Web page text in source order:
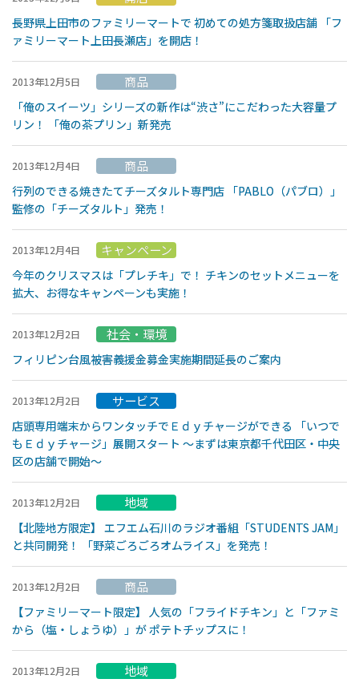
長野県上田市のファミリーマートで 初めての処方箋取扱店舗 「フ
ァミリーマート上田長瀬店」を開店！
2013年12月5日 商品
「俺のスイーツ」シリーズの新作は“渋さ”にこだわった大容量プ
リン！ 「俺の茶プリン」新発売
2013年12月4日 商品
行列のできる焼きたてチーズタルト専門店 「PABLO（パブロ）」
監修の「チーズタルト」発売！
2013年12月4日 キャンペーン
今年のクリスマスは「プレチキ」で！ チキンのセットメニューを
拡大、お得なキャンペーンも実施！
2013年12月2日 社会・環境
フィリピン台風被害義援金募金実施期間延長のご案内
2013年12月2日 サービス
店頭専用端末からワンタッチでＥｄｙチャージができる 「いつで
もＥｄｙチャージ」展開スタート 〜まずは東京都千代田区・中央
区の店舗で開始〜
2013年12月2日 地域
【北陸地方限定】 エフエム石川のラジオ番組「STUDENTS JAM」
と共同開発！ 「野菜ごろごろオムライス」を発売！
2013年12月2日 商品
【ファミリーマート限定】 人気の「フライドチキン」と「ファミ
から（塩・しょうゆ）」が ポテトチップスに！
2013年12月2日 地域